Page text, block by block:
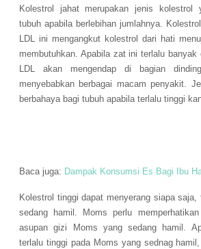
Kolestrol jahat merupakan jenis kolestrol
tubuh apabila berlebihan jumlahnya.
LDL ini mengangkut kolestrol dari hati
membutuhkan. Apabila zat ini terlalu
LDL akan mengendap di bagian
menyebabkan berbagai macam penyakit.
berbahaya bagi tubuh apabila terlalu tinggi
Baca juga: Dampak Konsumsi Es Bagi Ibu
Kolestrol tinggi dapat menyerang siapa
sedang hamil. Moms perlu
asupan gizi Moms yang sedang hamil.
terlalu tinggi pada Moms yang sednag